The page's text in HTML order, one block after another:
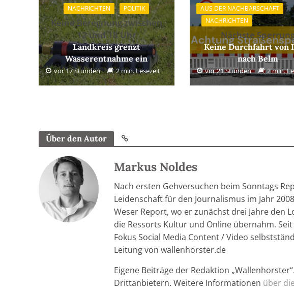
NACHRICHTEN POLITIK
Keine Beregnung zwischen
12 und 18 Uhr
Landkreis grenzt
Wasserentnahme ein
vor 17 Stunden 2 min. Lesezeit
AUS DER NACHBARSCHAFT
NACHRICHTEN
Nächste
Keine Durchfahrt von
nach Belm
vor 21 Stunden 2 min.
Über den Autor
Markus Noldes
Nach ersten Gehversuchen beim Sonntags
Leidenschaft für den Journalismus im Jahr
Weser Report, wo er zunächst drei Jahre
die Ressorts Kultur und Online übernahm.
Fokus Social Media Content / Video
Leitung von wallenhorster.de
Eigene Beiträge der Redaktion
Drittanbietern. Weitere Informationen über